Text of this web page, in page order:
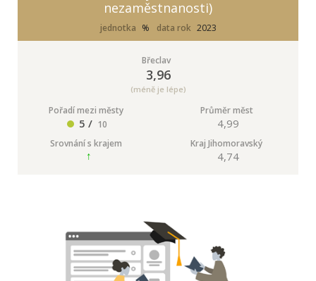
nezaměstnanosti)
jednotka % data rok 2023
Břeclav
3,96
(méně je lépe)
Pořadí mezi městy
5 / 10
Průměr měst
4,99
Srovnání s krajem Kraj Jihomoravský
4,74